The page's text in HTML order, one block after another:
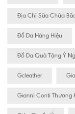
Địa Chỉ Sữa Chữa
Đồ Da Hàng Hiệu
Đồ Da Quà Tặng Ý
Gcleather
Gianni Conti Thương